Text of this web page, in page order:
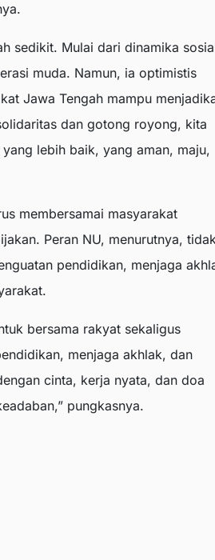
sedikit. Mulai dari dinamika
muda. Namun, ia optimistis
Jawa Tengah mampu
dan gotong royong, kita
lebih baik, yang aman, maju,
membersamai masyarakat
Peran NU, menurutnya,
pendidikan, menjaga
bersama rakyat sekaligus
menjaga akhlak, dan
cinta, kerja nyata, dan doa
pungkasnya.